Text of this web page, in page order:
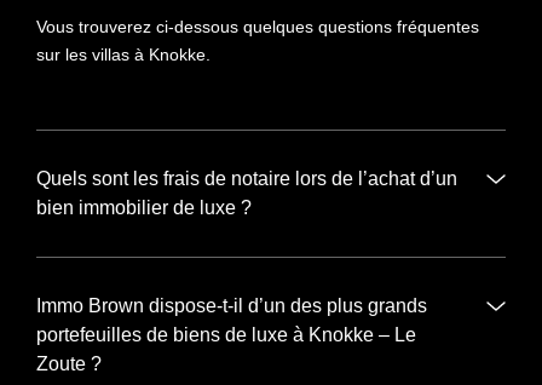
Vous trouverez ci-dessous quelques questions fréquentes
sur les villas à Knokke.
Quels sont les frais de notaire lors de l’achat d’un
bien immobilier de luxe ?
Immo Brown dispose-t-il d’un des plus grands
portefeuilles de biens de luxe à Knokke – Le
Zoute ?